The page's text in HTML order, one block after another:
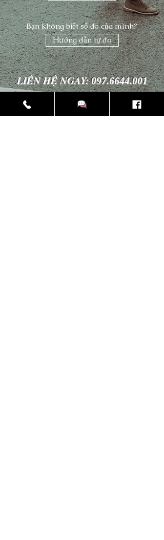
Bạn không biết số đo của mình?
Hướng dẫn tự đo
LIÊN HỆ NGAY:097.6644.001